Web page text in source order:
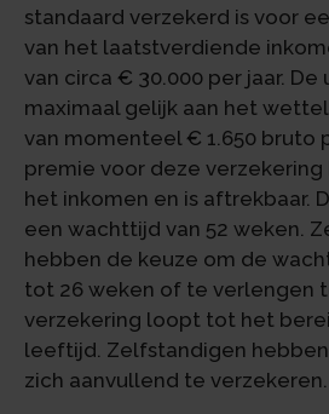
standaard verzekerd is voor
van het laatstverdiende
van circa € 30.000 per jaar. De
maximaal gelijk aan het
van momenteel € 1.650 bruto
premie voor deze verzekering
het inkomen en is aftrekbaar.
een wachttijd van 52 weken.
hebben de keuze om de
tot 26 weken of te verlengen
verzekering loopt tot het
leeftijd. Zelfstandigen
zich aanvullend te verzekeren.